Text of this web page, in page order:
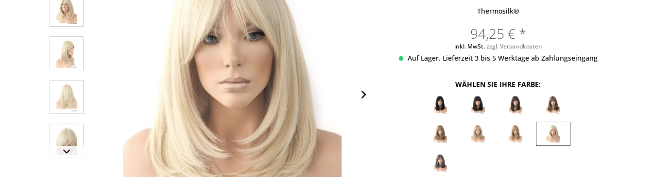
Thermosilk®
94,25 € *
inkl. MwSt.zzgl. Versandkosten
Auf Lager. Lieferzeit 3 bis 5 Werktage ab Zahlungseingang
WÄHLEN SIE IHRE FARBE: